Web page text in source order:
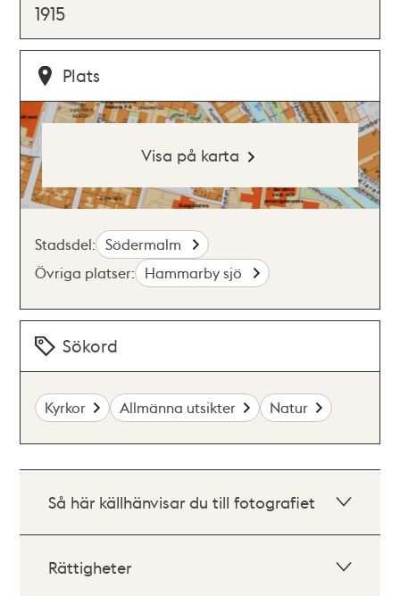
1915
Plats
Visa på karta
Stadsdel: Södermalm
Övriga platser: Hammarby sjö
Sökord
Kyrkor Allmänna utsikter Natur
Så här källhänvisar du till fotografiet
Rättigheter